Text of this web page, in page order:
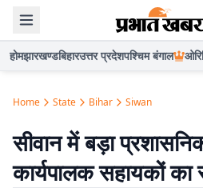
होमझारखण्डबिहारउत्तर प्रदेशपश्चिम बंगाल
Home State Bihar Siwan
सीवान में बड़ा
कार्यपालक सहायकों का